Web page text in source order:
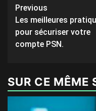
Post
navigation
Previous
Les meilleures
pour sécuriser votre
compte PSN.
SUR CE MÊME